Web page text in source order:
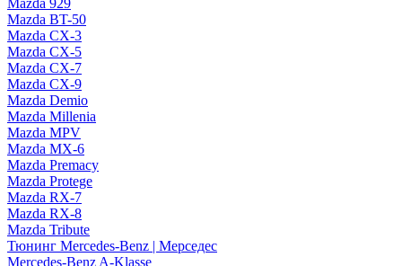
Mazda 929
Mazda BT-50
Mazda CX-3
Mazda CX-5
Mazda CX-7
Mazda CX-9
Mazda Demio
Mazda Millenia
Mazda MPV
Mazda MX-6
Mazda Premacy
Mazda Protege
Mazda RX-7
Mazda RX-8
Mazda Tribute
Тюнинг Mercedes-Benz | Мерседес
Mercedes-Benz A-Klasse